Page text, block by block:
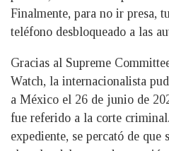
Finalmente, para no ir presa,
teléfono desbloqueado a las
Gracias al Supreme
Watch, la internacionalista
a México el 26 de junio de
fue referido a la corte
expediente, se percató de que